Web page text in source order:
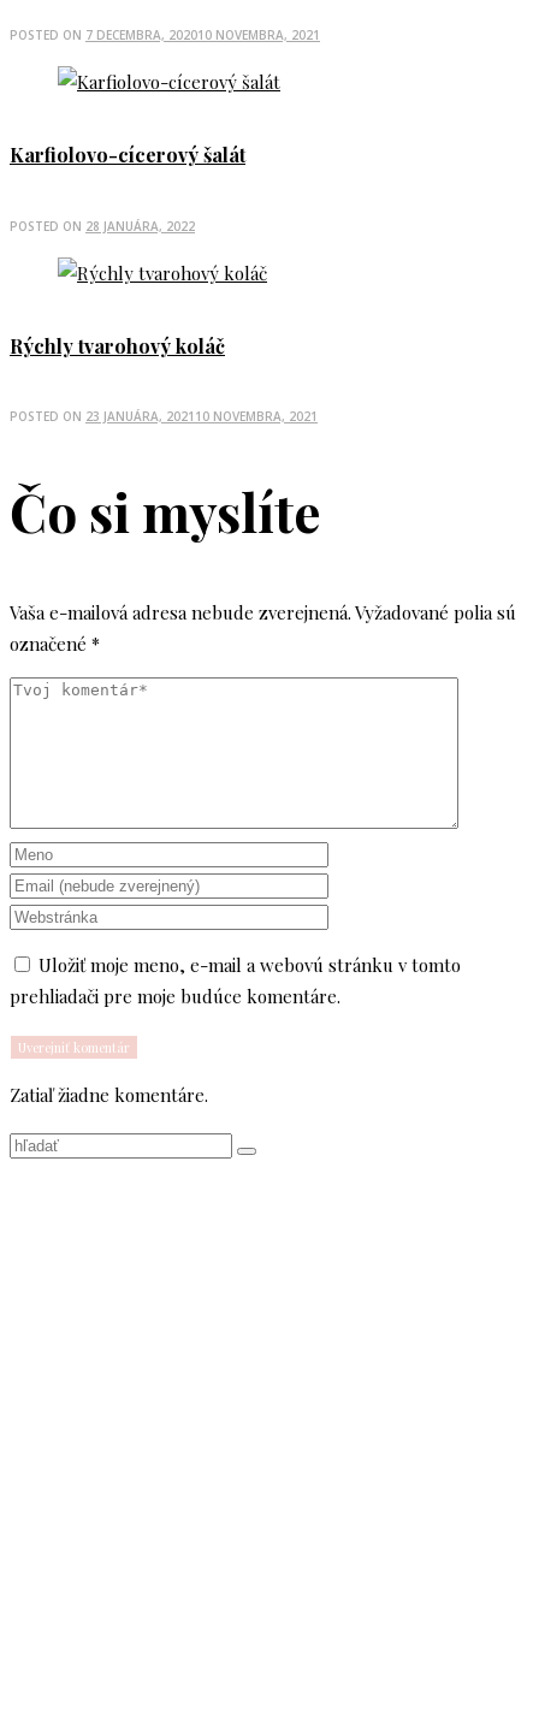
POSTED ON 7 DECEMBRA, 202010 NOVEMBRA, 2021
Karfiolovo-cícerový šalát
POSTED ON 28 JANUÁRA, 2022
Rýchly tvarohový koláč
POSTED ON 23 JANUÁRA, 2021 10 NOVEMBRA, 2021
Čo si myslíte
Vaša e-mailová adresa nebude zverejnená. Vyžadované polia sú
označené *
Uložiť moje meno, e-mail a webovú stránku v tomto
prehliadači pre moje budúce komentáre.
Zatiaľ žiadne komentáre.